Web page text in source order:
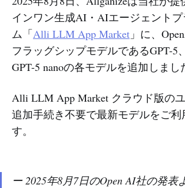
インワン生成AI・AIエージェント
ム「Alli LLM App Market 」に、
フラッグシップモデルであるGPT-5
GPT-5 nanoの各モデルを追加しまし
Alli LLM App Market クラウド版のユ
追加手続き不要で最新モデルをご利
す。
ー 2025年8月7日のOpen AI社の発表